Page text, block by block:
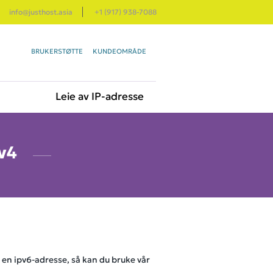
info@justhost.asia +1 (917) 938-7088
BRUKERSTØTTE KUNDEOMRÅDE
Leie av IP-adresse
ipv6-adresse, så kan du bruke vår